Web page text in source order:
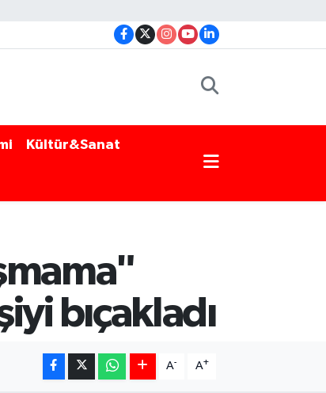
Kültür&Sanat
bıçakladı
A- A+